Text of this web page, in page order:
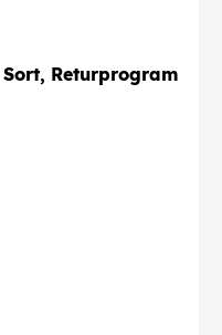
Sort, Returprogram